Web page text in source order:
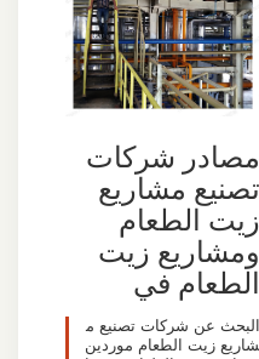
مصادر شركات
تصنيع مشاريع
زيت الطعام
ومشاريع زيت
الطعام في
البحث عن شركات تصنيع م
شاريع زيت الطعام موردين